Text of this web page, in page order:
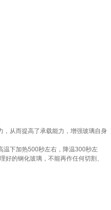
，从而提高了承载能力，增强玻璃自身
温下加热500秒左右，降温300秒左
的钢化玻璃，不能再作任何切割、